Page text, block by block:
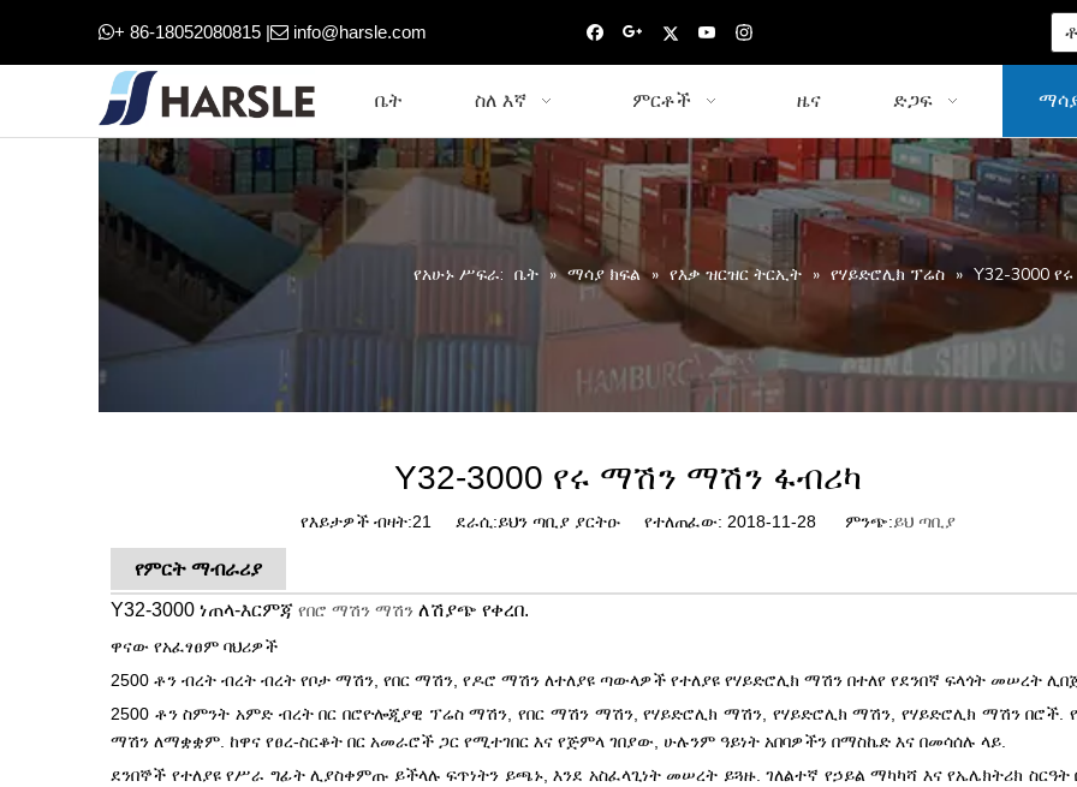
+ 86-18052080815 | info@harsle.com
ቤት ስለ እኛ ምርቶች ዜና ድጋፍ
የአሁኑ ሥፍራ: ቤት » ማሳያ ክፍል » የእቃ ዝርዝር ትርኢት » የሃይድሮሊክ ፕሬስ » Y32-3000
Y32-3000 የሩ ማሽን ማሽን ፋብሪካ
የእይታዎች ብዛት:21 ደራሲ:ይህን ጣቢያ ያርትዑ የተለጠፈው: 2018-11-28 ምንጭ:ይህ ጣቢያ
የምርት ማብራሪያ
Y32-3000 ነጠላ-እርምጃ የበሮ ማሽን ማሽን ለሽያጭ የቀረበ.
ዋናው የአፈፃፀም ባህሪዎች
2500 ቶን ብረት ብረት ብረት የቦታ ማሽን, የበር ማሽን, የዶሮ ማሽን ለተለያዩ ጣውላዎች የተለያዩ የሃይድሮሊክ ማሽን በተለየ የደንበኛ ፍላጎት መሠረት
2500 ቶን ስምንት አምድ ብረት በር በሮዮሎጂያዊ ፕሬስ ማሽን, የበር ማሽን ማሽን, የሃይድሮሊክ ማሽን, የሃይድሮሊክ ማሽን, የሃይድሮሊክ ማሽን በሮች.
ማሽን ለማቋቋም. ከዋና የፀረ-ስርቆት በር አመራሮች ጋር የሚተገበር እና የጅምላ ገበያው, ሁሉንም ዓይነት አበባዎችን በማስኬድ እና በመሳሰሉ ላይ.
ደንበኞች የተለያዩ የሥራ ግፊት ሊያስቀምጡ ይችላሉ ፍጥነትን ይጫኑ, እንደ አስፈላጊነት መሠረት ይጓዙ. ገለልተኛ የኃይል ማካካሻ እና የኤሌክትሪክ